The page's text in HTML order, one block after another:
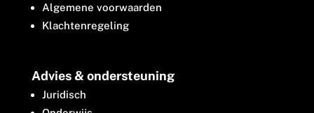
Algemene voorwaarden
Klachtenregeling
Advies & ondersteuning
Juridisch